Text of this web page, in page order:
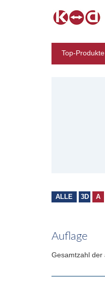
Top-Produkte
ALLE 3D A
Auflage
Gesamtzahl der